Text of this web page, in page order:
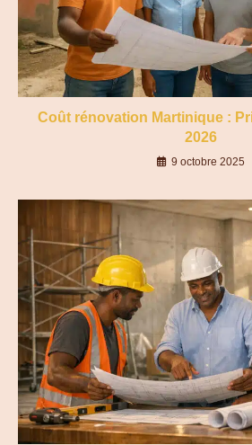
Coût rénovation Martinique :
2026
9 octobre 2025